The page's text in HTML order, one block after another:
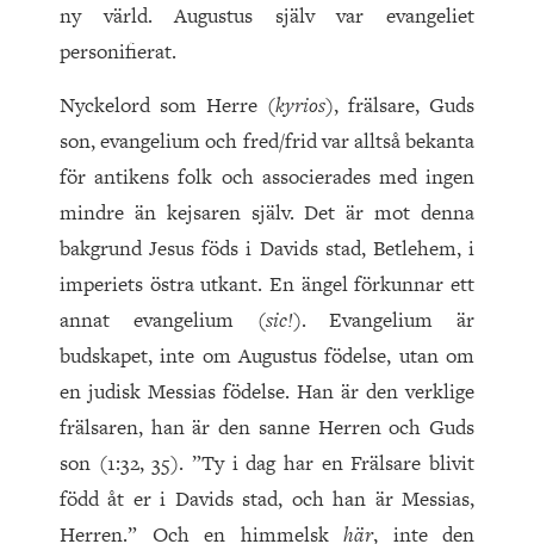
ny värld. Augustus själv var evangeliet
personifierat.
Nyckelord som Herre (kyrios), frälsare, Guds
son, evangelium och fred/frid var alltså bekanta
för antikens folk och associerades med ingen
mindre än kejsaren själv. Det är mot denna
bakgrund Jesus föds i Davids stad, Betlehem, i
imperiets östra utkant. En ängel förkunnar ett
annat evangelium (sic!). Evangelium är
budskapet, inte om Augustus födelse, utan om
en judisk Messias födelse. Han är den verklige
frälsaren, han är den sanne Herren och Guds
son (1:32,35). ”Ty i dag har en Frälsare blivit
född åt er i Davids stad, och han är Messias,
Herren.” Och en himmelsk här, inte den